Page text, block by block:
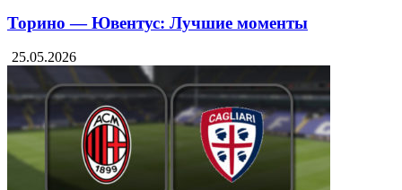
Торино — Ювентус: Лучшие моменты
25.05.2026